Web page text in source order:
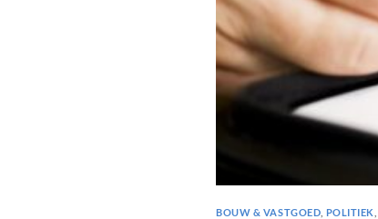
BOUW & VASTGOED POLITIEK